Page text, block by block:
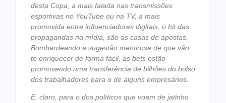
desta Copa, a mais falada nas transmissões
esportivas no YouTube ou na TV, a mais
promovida entre influenciadores digitais, o hit das
propagandas na mídia, são as casas de apostas.
Bombardeando a sugestão mentirosa de que vão
te enriquecer de forma fácil, as bets estão
promovendo uma transferência de bilhões do bolso
dos trabalhadores para o de alguns empresários.
E, claro, para o dos políticos que voam de jatinho